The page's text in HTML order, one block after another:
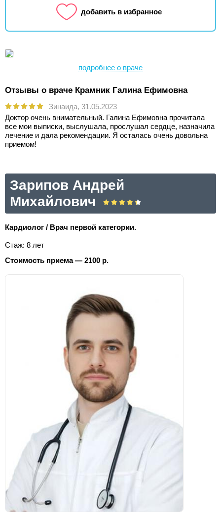
добавить в избранное
подробнее о враче
Отзывы о враче Крамник Галина Ефимовна
Зинаида, 31.05.2023
Доктор очень внимательный. Галина Ефимовна прочитала
все мои выписки, выслушала, прослушал сердце, назначила
лечение и дала рекомендации. Я осталась очень довольна
приемом!
Зарипов Андрей
Михайлович
Кардиолог / Врач первой категории.
Стаж: 8 лет
Стоимость приема — 2100 р.